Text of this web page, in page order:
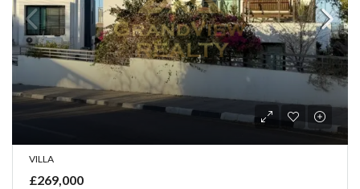
VILLA
£269,000